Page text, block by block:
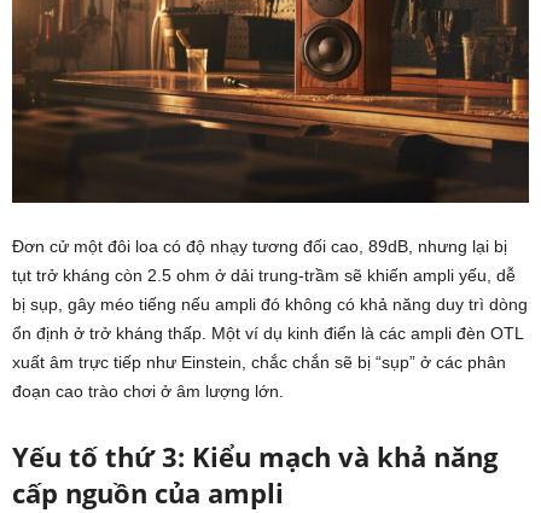
Đơn cử một đôi loa có độ nhạy tương đối cao, 89dB, nhưng lại bị
tụt trở kháng còn 2.5 ohm ở dải trung-trầm sẽ khiến ampli yếu, dễ
bị sụp, gây méo tiếng nếu ampli đó không có khả năng duy trì dòng
ổn định ở trở kháng thấp. Một ví dụ kinh điển là các ampli đèn OTL
xuất âm trực tiếp như Einstein, chắc chắn sẽ bị “sụp” ở các phân
đoạn cao trào chơi ở âm lượng lớn.
Yếu tố thứ 3: Kiểu mạch và khả năng
cấp nguồn của ampli